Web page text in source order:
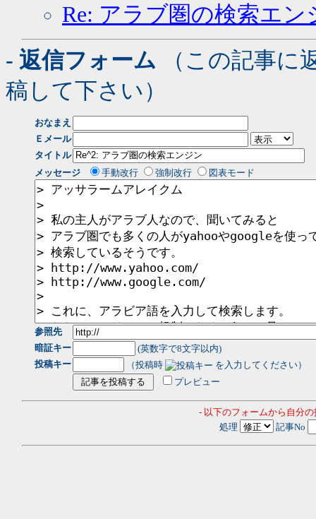
Re: アラブ圏の検索エン
- 返信フォーム （この記事に
稿して下さい）
おなまえ
Ｅメール
タイトル
メッセージ
手動改行 強制改行 図表モード
参照先
暗証キー
(英数字で8文字以内)
投稿キー
（投稿時
を入力してください）
プレビュー
- 以下のフォームから自分
処理
記事No